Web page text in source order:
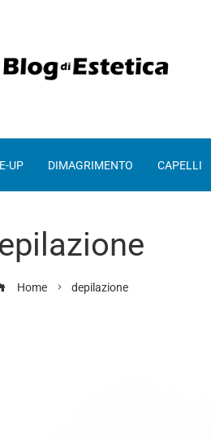
UP DIMAGRIMENTO CAPELLI
Home depilazione